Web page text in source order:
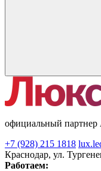
официальный партнер
+7 (928) 215 1818
Краснодар, ул.
Работаем: